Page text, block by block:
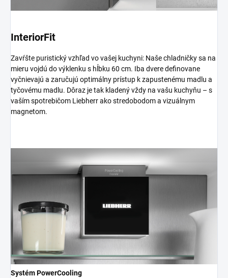
InteriorFit
Zavŕšte puristický vzhľad vo vašej kuchyni: Naše chladničky sa na
mieru vojdú do výklenku s hĺbku 60 cm. Iba dvere definovane
vyčnievajú a zaručujú optimálny prístup k zapustenému madlu a
tyčovému madlu. Dôraz je tak kladený vždy na vašu kuchyňu – s
vaším spotrebičom Liebherr ako stredobodom a vizuálnym
magnetom.
Systém PowerCooling